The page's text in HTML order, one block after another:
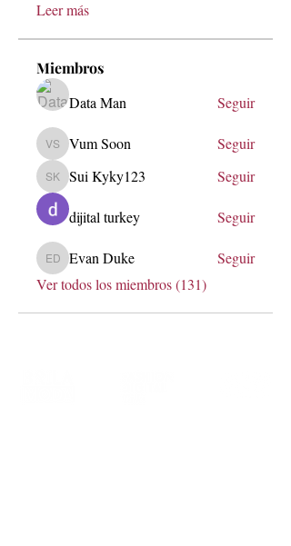
Leer más
Miembros
Data Man
Seguir
Vum Soon
Vum Soon Seguir
Sui Kyky123
Sui Kyky123 Seguir
dijital turkey Seguir
Evan Duke
Evan Duke
Seguir
Ver todos los miembros (131)